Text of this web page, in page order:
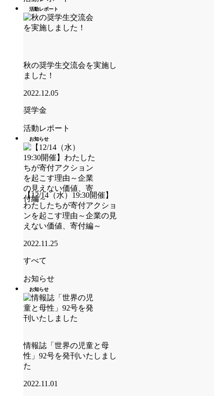
活動レポート
秋の奨学生交流会を実施し
ました！
2022.12.05
奨学金
活動レポート
お知らせ
【12/14（水）19:30開催】
わたしたちが寄付アクショ
ンを起こす理由～企業の見
えない価値、寄付編～
2022.11.25
すべて
お知らせ
お知らせ
情報誌「世界の児童と母
性」92号を発刊いたしまし
た
2022.11.01